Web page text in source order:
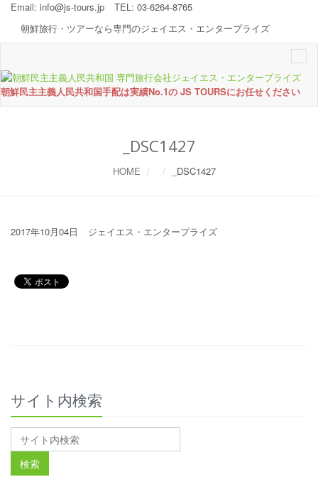
Email: info@js-tours.jp
TEL: 03-6264-8765
朝鮮旅行・ツアーなら専門のジェイエス・エンタープライズ
朝鮮民主主義人民共和国手配は実績No.1の JS TOURSにお任せください
_DSC1427
HOME _DSC1427
2017年10月04日 ジェイエス・エンタープライズ
サイト内検索